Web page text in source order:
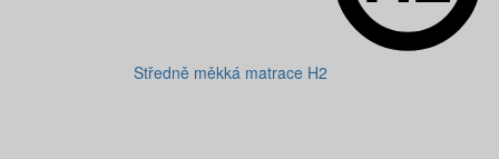
Středně měkká matrace H2